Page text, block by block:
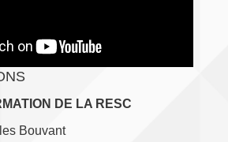
DE LA RESC
Bouvant